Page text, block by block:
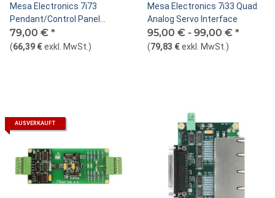
Mesa Electronics 7i73
Pendant/Control Panel
Interface
79,00 € *
(66,39 €exkl. MwSt. )
Mesa Electronics 7i33 Quad
Analog Servo Interface
95,00 € - 99,00 € *
(79,83 €exkl. MwSt. )
AUSVERKAUFT